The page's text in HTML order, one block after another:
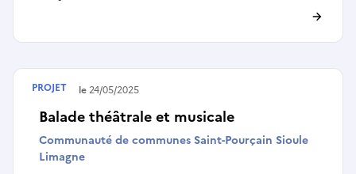
Balade théâtrale et musicale
Communauté de communes Saint-Pourçain Sioule
Limagne
Terminé le24/05/2025
PROJET